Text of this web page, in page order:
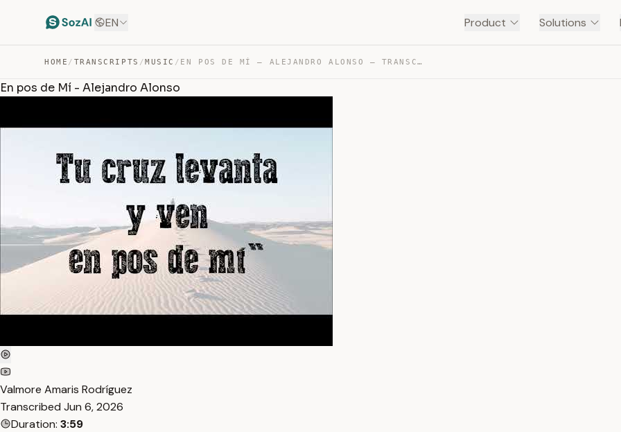
EN Product Solutions
HOME / TRANSCRIPTS /MUSIC / EN POS DE MÍ – ALEJANDRO ALONSO — TRANSCRIPT
En pos de Mí - Alejandro Alonso
Valmore Amaris Rodríguez
Transcribed Jun 6, 2026
Duration: 3:59